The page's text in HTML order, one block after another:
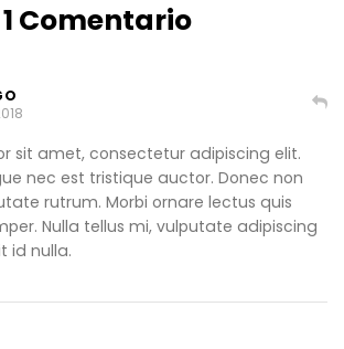
1 Comentario
sit amet, consectetur adipiscing elit.
nec est tristique auctor. Donec non
rutrum. Morbi ornare lectus quis
Nulla tellus mi, vulputate adipiscing
id nulla.